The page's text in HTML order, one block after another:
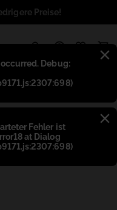
Debug:
Fehler ist
at Dialog
Preise!